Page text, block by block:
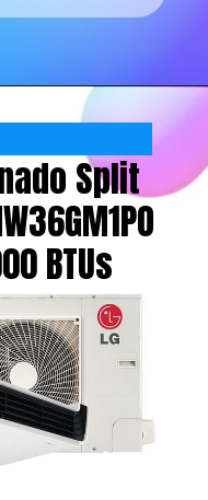
Split
BTUs